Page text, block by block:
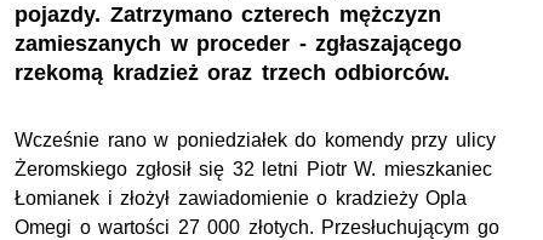
pojazdy. Zatrzymano czterech mężczyzn
zamieszanych w proceder - zgłaszającego
rzekomą kradzież oraz trzech odbiorców.
Wcześnie rano w poniedziałek do komendy przy ulicy
Żeromskiego zgłosił się 32 letni Piotr W. mieszkaniec
Łomianek i złożył zawiadomienie o kradzieży Opla
Omegi o wartości 27 000 złotych. Przesłuchującym go